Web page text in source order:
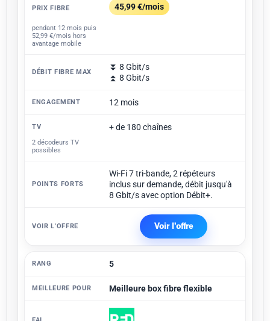
45,99 €/mois
pendant 12 mois puis
52,99 €/mois hors
avantage mobile
⏬ 8 Gbit/s
⏫ 8 Gbit/s
12 mois
+ de 180 chaînes
2 décodeurs TV
possibles
Wi-Fi 7 tri-bande, 2 répéteurs
inclus sur demande, débit jusqu'à
8 Gbit/s avec option Débit+.
Voir l'offre
5
Meilleure box fibre flexible